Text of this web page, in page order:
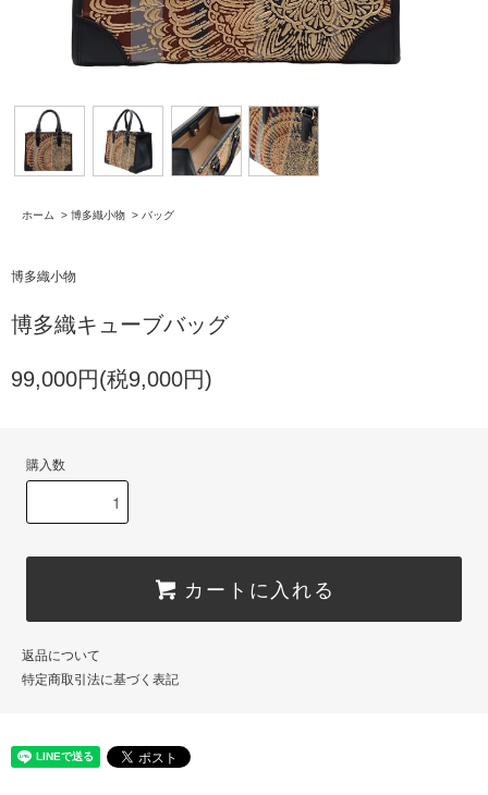
ホーム > 博多織小物 > バッグ
博多織小物
博多織キューブバッグ
99,000円(税9,000円)
購入数
カートに入れる
返品について
特定商取引法に基づく表記